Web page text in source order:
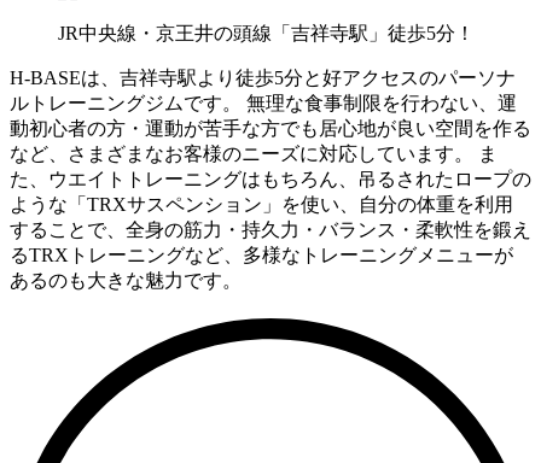
JR中央線・京王井の頭線「吉祥寺駅」徒歩5分！
H-BASEは、吉祥寺駅より徒歩5分と好アクセスのパーソナ
ルトレーニングジムです。 無理な食事制限を行わない、運
動初心者の方・運動が苦手な方でも居心地が良い空間を作る
など、さまざまなお客様のニーズに対応しています。 ま
た、ウエイトトレーニングはもちろん、吊るされたロープの
ような「TRXサスペンション」を使い、自分の体重を利用
することで、全身の筋力・持久力・バランス・柔軟性を鍛え
るTRXトレーニングなど、多様なトレーニングメニューが
あるのも大きな魅力です。